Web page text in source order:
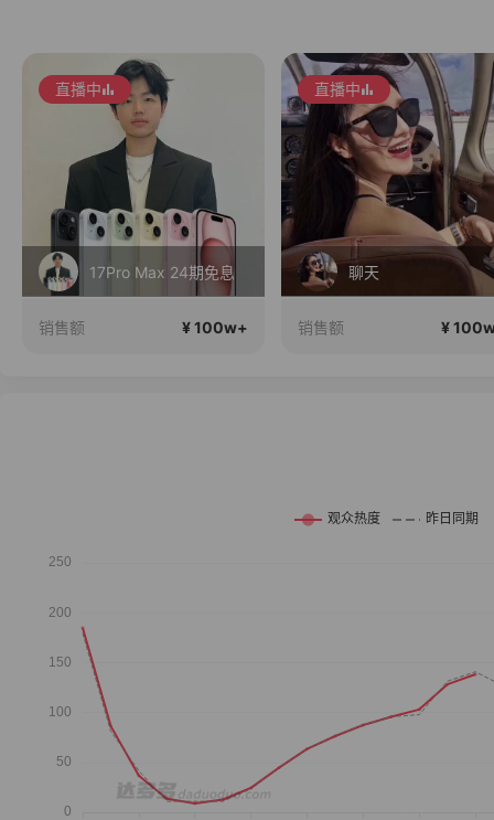
直播中
17Pro Max 24期免息
销售额 ¥ 100w+
直播中
聊天
销售额 ¥